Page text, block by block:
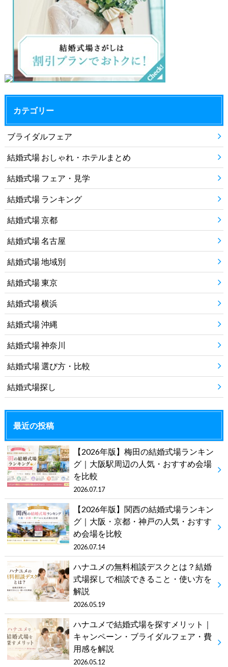
カテゴリー
ブライダルフェア
結婚式場 おしゃれ・ホテルまとめ
結婚式場 フェア・見学
結婚式場 ランキング
結婚式場 京都
結婚式場 名古屋
結婚式場 地域別
結婚式場 東京
結婚式場 横浜
結婚式場 沖縄
結婚式場 神奈川
結婚式場 選び方・比較
結婚式場探し
最近の投稿
【2026年版】梅田の結婚式場ランキン
グ｜大阪駅周辺の人気・おすすめ会場
を比較
2026.07.17
【2026年版】関西の結婚式場ランキン
グ｜大阪・京都・神戸の人気・おすす
め会場を比較
2026.07.14
ハナユメの無料相談デスクとは？結婚
式場探しで相談できること・使い方を
解説
2026.05.19
ハナユメで結婚式場を探すメリット｜
キャンペーン・ブライダルフェア・費
用感を解説
2026.05.12